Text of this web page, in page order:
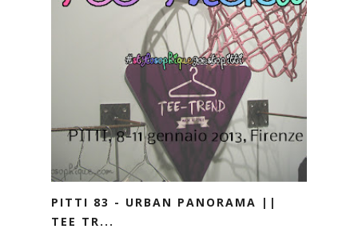
PITTI 83 - URBAN PANORAMA ||
TEE TR...